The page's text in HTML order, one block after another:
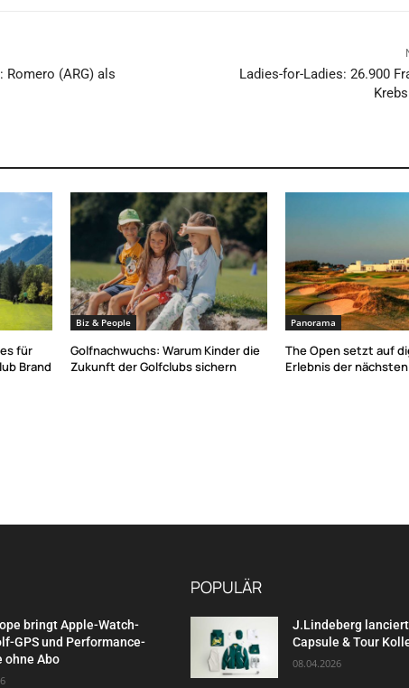
Romero (ARG) als
Ladies-for-Ladies: 26.900
für
Brand
Biz & People
Golfnachwuchs: Warum Kinder die
Zukunft der Golfclubs sichern
Panorama
The Open setzt auf
Erlebnis der
bringt Apple-Watch-
GPS und Performance-
ohne Abo
POPULÄR
J.Lindeberg
Capsule & Tour
08.04.2026